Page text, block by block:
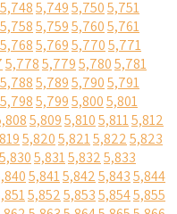
5,7485,7495,7505,751
5,7585,7595,7605,761
5,7685,7695,7705,771
5,7785,7795,7805,781
5,7885,7895,7905,791
5,7985,7995,8005,801
5,8095,8105,8115,812
5,8205,8215,8225,823
5,8305,8315,8325,833
5,8415,8425,8435,844
5,8525,8535,8545,855